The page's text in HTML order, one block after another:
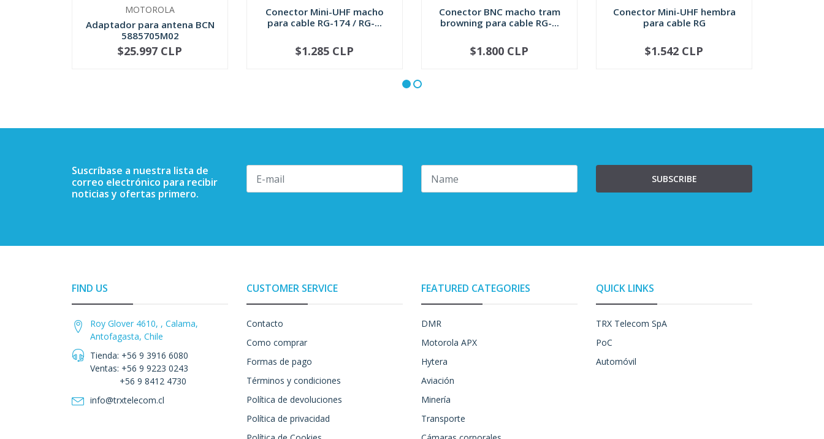
MOTOROLA
Adaptador para antena BCN
5885705M02
NOT AVAILABLE
$25.997 CLP
Conector Mini-UHF macho
para cable RG-174 / RG-...
+
$1.285 CLP
Conector BNC macho tram
browning para cable RG-...
+
$1.800 CLP
Conector Mini-UHF hembra
para cable RG
NOT AVAILABLE
$1.542 CLP
Suscríbase a nuestra lista de
correo electrónico para recibir
noticias y ofertas primero.
SUBSCRIBE
FIND US
Roy Glover 4610, , Calama,
Antofagasta, Chile
Tienda: +56 9 3916 6080
Ventas: +56 9 9223 0243
+56 9 8412 4730
info@trxtelecom.cl
CUSTOMER SERVICE
Contacto
Como comprar
Formas de pago
Términos y condiciones
Política de devoluciones
Política de privacidad
FEATURED CATEGORIES
DMR
Motorola APX
Hytera
Aviación
Minería
Transporte
QUICK LINKS
TRX Telecom SpA
PoC
Automóvil